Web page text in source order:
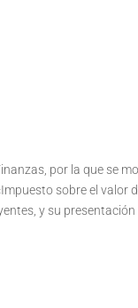
por la que se
sobre el valor
y su presentación